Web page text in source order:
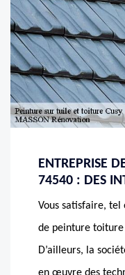
ENTREPRISE
74540 : DES
Vous satisfaire, tel
de peinture toiture
D’ailleurs, la